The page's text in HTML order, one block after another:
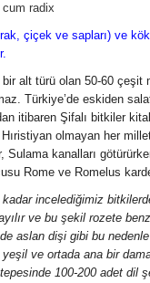
radix
çiçek ve sapları) ve
alt türü olan 50-60
Türkiye’de eskiden
itibaren Şifalı bitkiler
olmayan her
Sulama kanalları
Rome ve Romelus
incelediğimiz
ve bu şekil rozete
aslan dişi gibi bu
ve ortada ana bir
tepesinde 100-200 adet